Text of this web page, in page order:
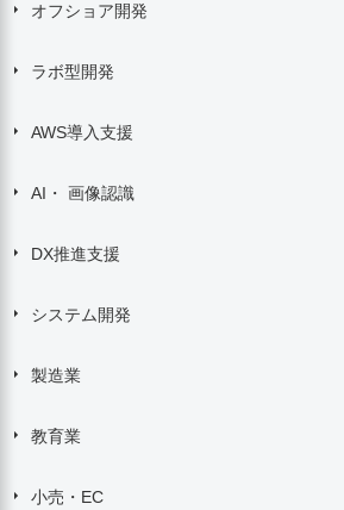
オフショア開発
ラボ型開発
AWS導入支援
AI・ 画像認識
DX推進支援
システム開発
製造業
教育業
小売・EC